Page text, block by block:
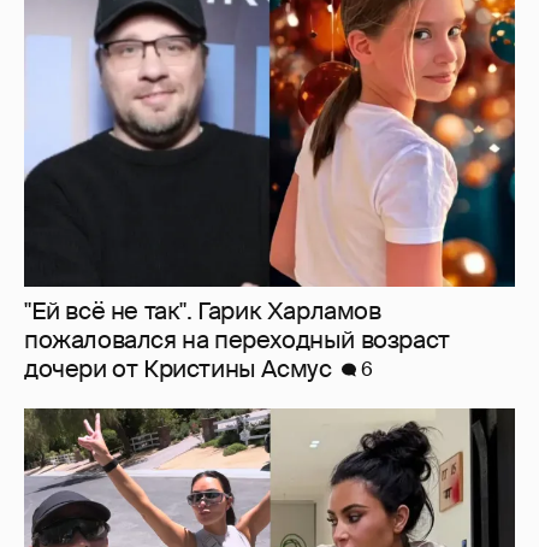
"Ей всё не так". Гарик Харламов
пожаловался на переходный возраст
дочери от Кристины Асмус
6